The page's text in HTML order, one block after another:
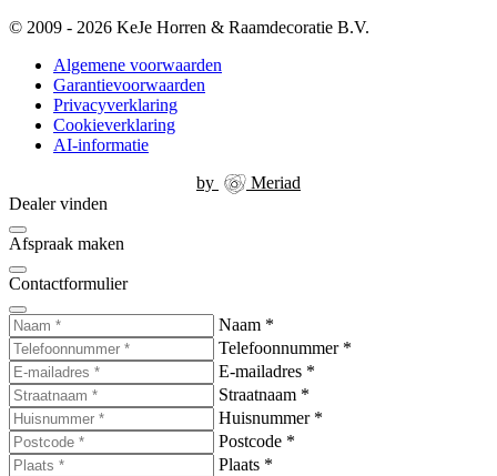
© 2009 - 2026 KeJe Horren & Raamdecoratie B.V.
Algemene voorwaarden
Garantievoorwaarden
Privacyverklaring
Cookieverklaring
AI-informatie
by
Meriad
Dealer vinden
Afspraak maken
Contactformulier
Naam *
Telefoonnummer *
E-mailadres *
Straatnaam *
Huisnummer *
Postcode *
Plaats *